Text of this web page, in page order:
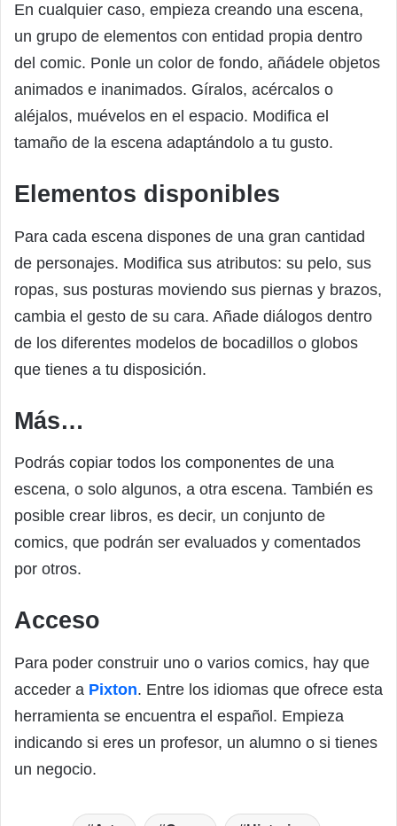
En cualquier caso, empieza creando una escena,
un grupo de elementos con entidad propia dentro
del comic. Ponle un color de fondo, añádele objetos
animados e inanimados. Gíralos, acércalos o
aléjalos, muévelos en el espacio. Modifica el
tamaño de la escena adaptándolo a tu gusto.
Elementos disponibles
Para cada escena dispones de una gran cantidad
de personajes. Modifica sus atributos: su pelo, sus
ropas, sus posturas moviendo sus piernas y brazos,
cambia el gesto de su cara. Añade diálogos dentro
de los diferentes modelos de bocadillos o globos
que tienes a tu disposición.
Más…
Podrás copiar todos los componentes de una
escena, o solo algunos, a otra escena. También es
posible crear libros, es decir, un conjunto de
comics, que podrán ser evaluados y comentados
por otros.
Acceso
Para poder construir uno o varios comics, hay que
acceder a Pixton. Entre los idiomas que ofrece esta
herramienta se encuentra el español. Empieza
indicando si eres un profesor, un alumno o si tienes
un negocio.